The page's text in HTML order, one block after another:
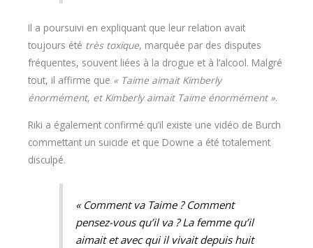
Il a poursuivi en expliquant que leur relation avait
toujours été très toxique, marquée par des disputes
fréquentes, souvent liées à la drogue et à l’alcool. Malgré
tout, il affirme que « Taime aimait Kimberly
énormément, et Kimberly aimait Taime énormément ».
Riki a également confirmé qu’il existe une vidéo de Burch
commettant un suicide et que Downe a été totalement
disculpé.
« Comment va Taime ? Comment
pensez-vous qu’il va ? La femme qu’il
aimait et avec qui il vivait depuis huit